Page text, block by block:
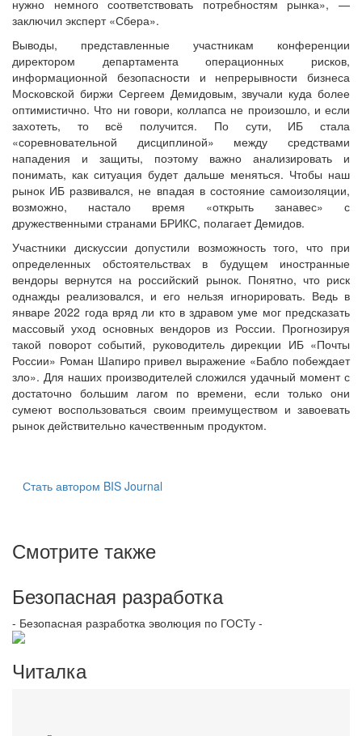
нужно немного соответствовать потребностям рынка», —
заключил эксперт «Сбера».
Выводы, представленные участникам конференции
директором департамента операционных рисков,
информационной безопасности и непрерывности бизнеса
Московской биржи Сергеем Демидовым, звучали куда более
оптимистично. Что ни говори, коллапса не произошло, и если
захотеть, то всё получится. По сути, ИБ стала
«соревновательной дисциплиной» между средствами
нападения и защиты, поэтому важно анализировать и
понимать, как ситуация будет дальше меняться. Чтобы наш
рынок ИБ развивался, не впадая в состояние самоизоляции,
возможно, настало время «открыть занавес» с
дружественными странами БРИКС, полагает Демидов.
Участники дискуссии допустили возможность того, что при
определенных обстоятельствах в будущем иностранные
вендоры вернутся на российский рынок. Понятно, что риск
однажды реализовался, и его нельзя игнорировать. Ведь в
январе 2022 года вряд ли кто в здравом уме мог предсказать
массовый уход основных вендоров из России. Прогнозируя
такой поворот событий, руководитель дирекции ИБ «Почты
России» Роман Шапиро привел выражение «Бабло побеждает
зло». Для наших производителей сложился удачный момент с
достаточно большим лагом по времени, если только они
сумеют воспользоваться своим преимуществом и завоевать
рынок действительно качественным продуктом.
Стать автором BIS Journal
Смотрите также
Безопасная разработка
- Безопасная разработка эволюция по ГОСТу -
Читалка